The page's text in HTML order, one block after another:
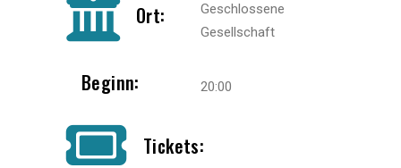
Ort:
Geschlossene
Gesellschaft
Beginn: 20:00
Tickets: